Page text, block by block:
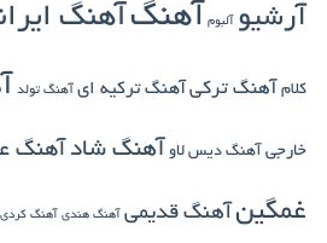
آرشیو آلبوم آهنگ آهنگ
کلام آهنگ ترکی آهنگ ترکیه ای آهنگ تولد
خارجی آهنگ دیس لاو آهنگ شاد آهنگ
غمگین آهنگ قدیمی آهنگ هندی آهنگ کردی